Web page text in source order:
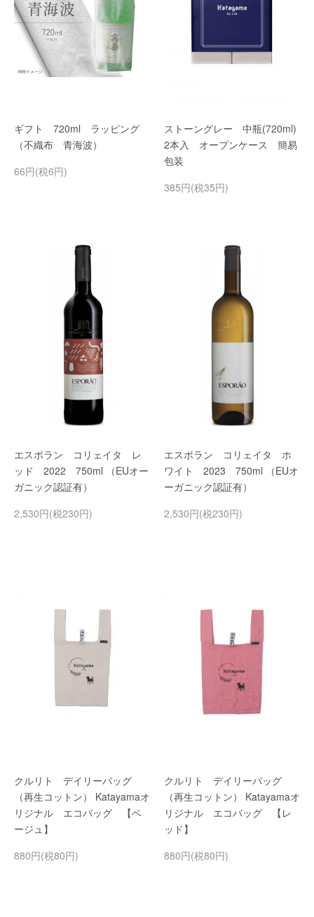
ギフト 720ml ラッピング
（不織布 青海波）
66円(税6円)
ストーングレー 中瓶(720ml)
2本入 オープンケース 簡易
包装
385円(税35円)
エスポラン コリェイタ レ
ッド 2022 750ml （EUオー
ガニック認証有）
2,530円(税230円)
エスポラン コリェイタ ホ
ワイト 2023 750ml （EUオ
ーガニック認証有）
2,530円(税230円)
クルリト デイリーバッグ
（再生コットン） Katayamaオ
リジナル エコバッグ 【ベ
ージュ】
880円(税80円)
クルリト デイリーバッグ
（再生コットン） Katayamaオ
リジナル エコバッグ 【レ
ッド】
880円(税80円)